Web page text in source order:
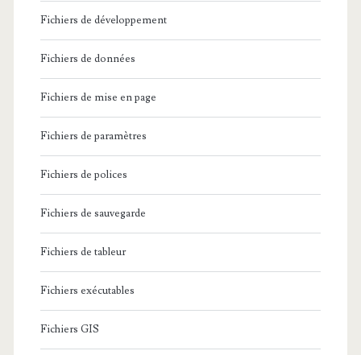
Fichiers de développement
Fichiers de données
Fichiers de mise en page
Fichiers de paramètres
Fichiers de polices
Fichiers de sauvegarde
Fichiers de tableur
Fichiers exécutables
Fichiers GIS